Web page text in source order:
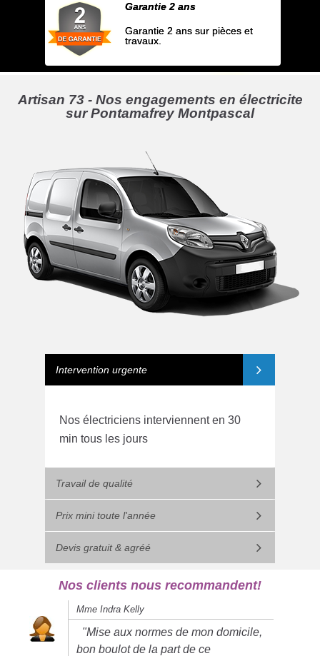
Garantie 2 ans
Garantie 2 ans sur pièces et
travaux.
Artisan 73 - Nos engagements en électricite
sur Pontamafrey Montpascal
Intervention urgente
Nos électriciens interviennent en 30
min tous les jours
Travail de qualité
Prix mini toute l'année
Devis gratuit & agréé
Nos clients nous recommandent!
Mme Indra Kelly
"Mise aux normes de mon domicile,
bon boulot de la part de ce